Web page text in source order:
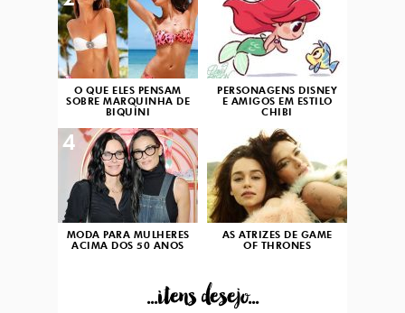
O QUE ELES PENSAM
SOBRE MARQUINHA DE
BIQUÍNI
PERSONAGENS DISNEY
E AMIGOS EM ESTILO
CHIBI
MODA PARA MULHERES
ACIMA DOS 50 ANOS
4
AS ATRIZES DE GAME
OF THRONES
...itens desejo...